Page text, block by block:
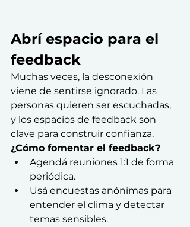
Abrí espacio para el
feedback
Muchas veces, la desconexión
viene de sentirse ignorado. Las
personas quieren ser escuchadas,
y los espacios de feedback son
clave para construir confianza.
¿Cómo fomentar el feedback?
Agendá reuniones 1:1 de forma
periódica.
Usá encuestas anónimas para
entender el clima y detectar
temas sensibles.